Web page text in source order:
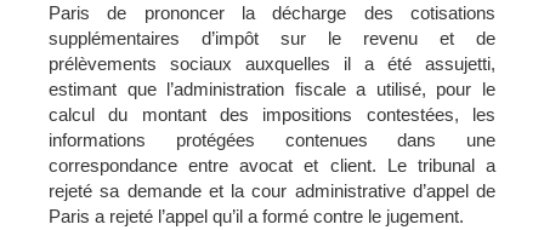
Paris de prononcer la décharge des cotisations
supplémentaires d’impôt sur le revenu et de
prélèvements sociaux auxquelles il a été assujetti,
estimant que l’administration fiscale a utilisé, pour le
calcul du montant des impositions contestées, les
informations protégées contenues dans une
correspondance entre avocat et client. Le tribunal a
rejeté sa demande et la cour administrative d’appel de
Paris a rejeté l’appel qu’il a formé contre le jugement.